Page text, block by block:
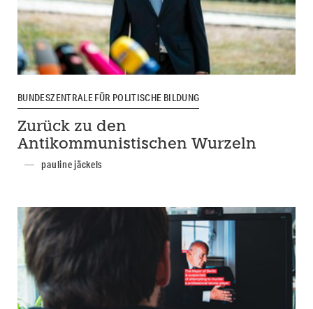
BUNDESZENTRALE FÜR POLITISCHE BILDUNG
Zurück zu den
Antikommunistischen Wurzeln
pauline jäckels